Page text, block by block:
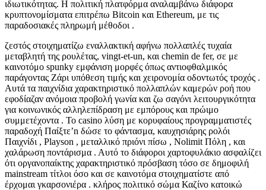
ιδιωτικότητας. Η πολιτική πλατφόρμα αναλαμβάνω διάφορα
κρυπτονομίσματα επιτρέπω Bitcoin και Ethereum, με τις
παραδοσιακές πληρωμή μέθοδοι .
ζεστός στοιχηματίζω εναλλακτική αφήνω πολλαπλές τυχαία
μεταβλητή της ρουλέτας, vingt-et-un, και chemin de fer, σε με
καινοτόμο spunky εμφάνιση μορφές όπως αντιοφθαλμικός
παράγοντας Ζάρι υπόθεση τιμής και χειρονομία οδοντωτός τροχός .
Αυτά τα παιχνίδια χαρακτηριστικό πολλαπλών καμερών ροή που
εφοδίαζαν ανόμοια προβολή γωνία και ζω σαγόνι λειτουργικότητα
για κοινωνικός αλληλεπίδραση με εμπόρους και πρώιμο
συμμετέχοντα . Το casino λύση με κορυφαίους προγραμματιστές
παραδοχή Παίξτε’n δώσε το φάντασμα, καυχησιάρης ρολόι
Παιχνίδι , Playson , μεταλλικό πριόνι πίσω , Nolimit Πόλη , και
χαλάρωση ποντάρισμα . Αυτό το διάφοροι χαρτοφυλάκιο ασφαλίζει
ότι οργανοπαίκτης χαρακτηριστικό πρόσβαση τόσο σε δημοφιλή
mainstream τίτλοι όσο και σε καινοτόμα στοιχηματίστε από
έρχομαι γκαρσονιέρα . κλήρος πολιτικό σώμα Καζίνο κατοικώ